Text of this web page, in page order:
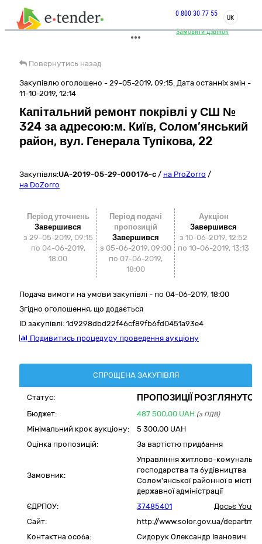
Замовити дзвінок
0 800 30 77 55
UK
Повернутись назад
Закупівлю оголошено - 29-05-2019, 09:15. Дата останніх змін -
11-10-2019, 12:14
Капітальний ремонт покрівлі у СШ №
324 за адресою:м. Київ, Солом’янський
район, вул. Генерала Тупікова, 22
Закупівля:UA-2019-05-29-000176-c / на ProZorro /
на DoZorro
Період уточнень
Завершився
з 29-05-2019, 09:15
по 04-06-2019,
18:00
Період подачі
пропозицій
Завершився
з 05-06-2019, 09:00
по 07-06-2019,
18:00
Аукціон
Завершився
з 10-06-2019, 12:52
по 10-06-2019, 13:13
Подача вимоги на умови закупівлі - по 04-06-2019, 18:00
Згідно оголошення, що додається
ID закупівлі: 1d9298dbd22f46cf89fb6fd0451a93e4
Подивитись процедуру проведення аукціону
СПРОЩЕНА ЗАКУПІВЛЯ
Статус: ПРОПОЗИЦІЇ РОЗГЛЯНУТО
Бюджет: 487 500,00 UAH (з ПДВ)
Мінімальний крок аукціону:
5 300,00 UAH
Оцінка пропозицій:
За вартістю придбання
Замовник:
Управління житлово-
господарства та будівництва
Солом'янської районної в місті
державної адміністрації
ЄДРПОУ:
37485401
Досьє
Сайт:
http://www.solor.gov.ua/
Контактна особа:
Сидорук Олександр Іванович